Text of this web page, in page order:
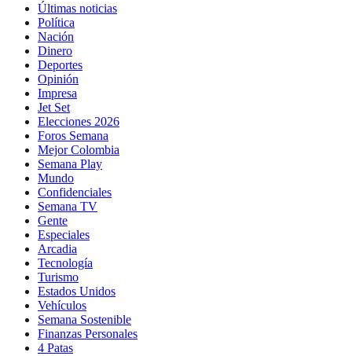
Últimas noticias
Política
Nación
Dinero
Deportes
Opinión
Impresa
Jet Set
Elecciones 2026
Foros Semana
Mejor Colombia
Semana Play
Mundo
Confidenciales
Semana TV
Gente
Especiales
Arcadia
Tecnología
Turismo
Estados Unidos
Vehículos
Semana Sostenible
Finanzas Personales
4 Patas